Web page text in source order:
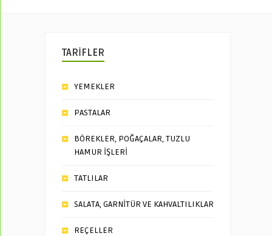
TARİFLER
YEMEKLER
PASTALAR
BÖREKLER, POĞAÇALAR, TUZLU
HAMUR İŞLERİ
TATLILAR
SALATA, GARNİTÜR VE KAHVALTILIKLAR
REÇELLER